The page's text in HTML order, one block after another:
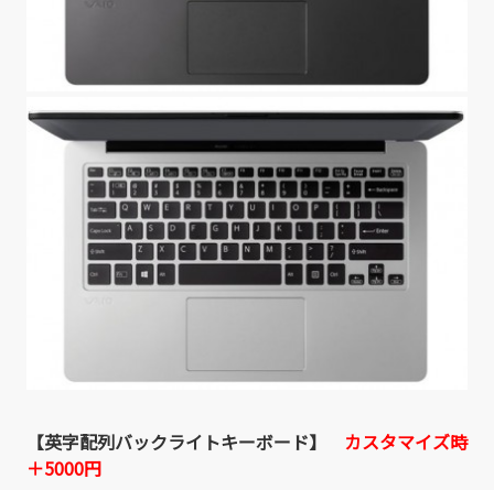
【英字配列バックライトキーボード】 カスタマイズ時
＋5000円